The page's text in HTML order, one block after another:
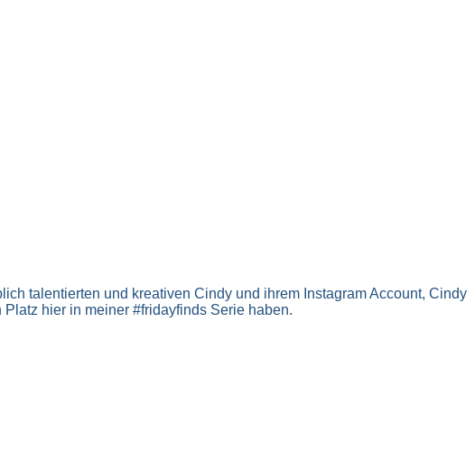
talentierten und kreativen Cindy und ihrem Instagram Account, Cindy
hier in meiner #fridayfinds Serie haben.